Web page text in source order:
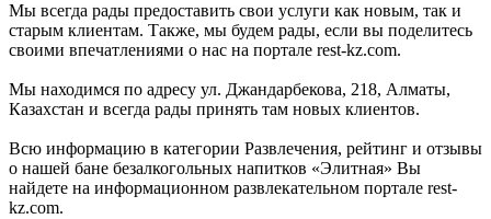
Мы всегда рады предоставить свои услуги как новым, так и
старым клиентам. Также, мы будем рады, если вы поделитесь
своими впечатлениями о нас на портале rest-kz.com.
Мы находимся по адресу ул. Джандарбекова, 218, Алматы,
Казахстан и всегда рады принять там новых клиентов.
Всю информацию в категории Развлечения, рейтинг и отзывы
о нашей бане безалкогольных напитков «Элитная» Вы
найдете на информационном развлекательном портале rest-
kz.com.